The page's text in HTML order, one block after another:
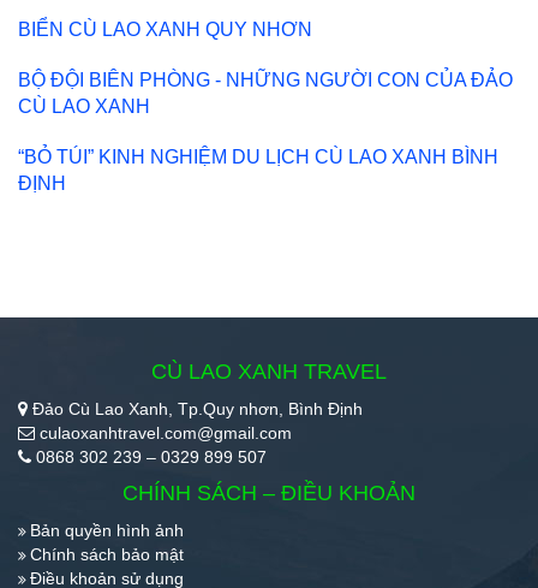
BIỂN CÙ LAO XANH QUY NHƠN
BỘ ĐỘI BIÊN PHÒNG - NHỮNG NGƯỜI CON CỦA ĐẢO
CÙ LAO XANH
“BỎ TÚI” KINH NGHIỆM DU LỊCH CÙ LAO XANH BÌNH
ĐỊNH
CÙ LAO XANH TRAVEL
Đảo Cù Lao Xanh, Tp.Quy nhơn, Bình Định
culaoxanhtravel.com@gmail.com
0868 302 239 – 0329 899 507
CHÍNH SÁCH – ĐIỀU KHOẢN
Bản quyền hình ảnh
Chính sách bảo mật
Điều khoản sử dụng